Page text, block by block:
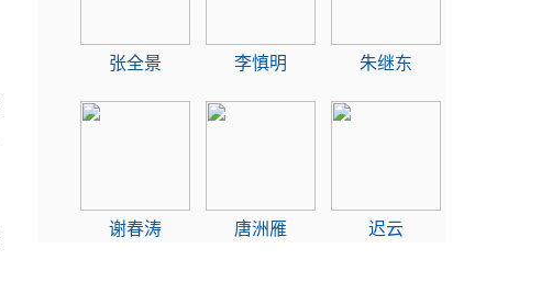
张全景 李慎明 朱继东
谢春涛 唐洲雁 迟云